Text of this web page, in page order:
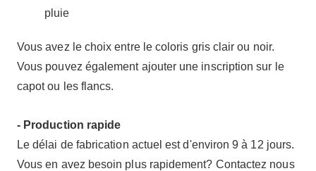
pluie
Vous avez le choix entre le coloris gris clair ou noir.
Vous pouvez également ajouter une inscription sur le
capot ou les flancs.
- Production rapide
Le délai de fabrication actuel est d'environ 9 à 12 jours.
Vous en avez besoin plus rapidement? Contactez nous